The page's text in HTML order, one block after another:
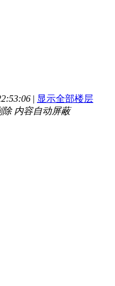
| 显示全部楼层
内容自动屏蔽